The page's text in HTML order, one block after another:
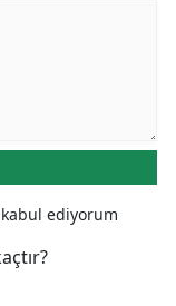
ediyorum